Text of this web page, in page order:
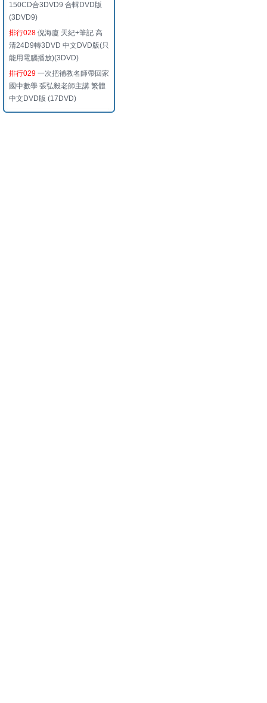
150CD合3DVD9 合輯DVD版
(3DVD9)
排行028 倪海廈 天紀+筆記 高
清24D9轉3DVD 中文DVD版(只
能用電腦播放)(3DVD)
排行029 一次把補教名師帶回家
國中數學 張弘毅老師主講 繁體
中文DVD版 (17DVD)